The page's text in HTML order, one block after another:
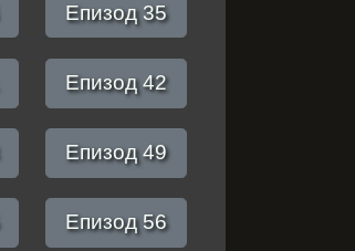
Епизод 35
Епизод 42
Епизод 49
Епизод 56